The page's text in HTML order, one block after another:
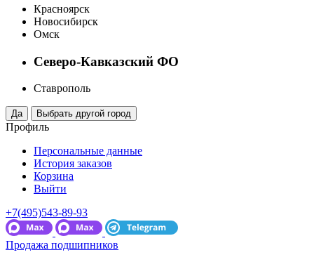
Красноярск
Новосибирск
Омск
Северо-Кавказский ФО
Ставрополь
Профиль
Персональные данные
История заказов
Корзина
Выйти
+7(495)543-89-93
Продажа подшипников